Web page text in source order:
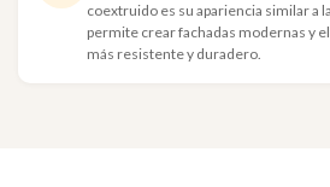
coextruido es su apariencia similar a
permite crear fachadas modernas y
más resistente y duradero.